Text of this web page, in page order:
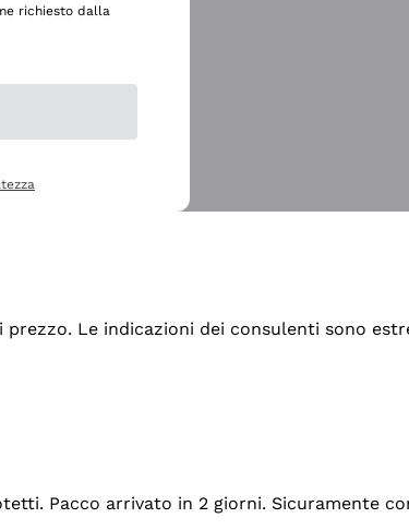
Le indicazioni dei consulenti sono
Pacco arrivato in 2 giorni. Sicuramente
richiesto dalla